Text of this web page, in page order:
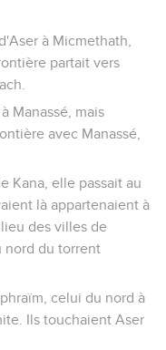
à Micmethath,
partait vers
Manassé, mais
avec Manassé,
Kana, elle passait au
là appartenaient à
des villes de
nord du torrent
celui du nord à
Ils touchaient Aser